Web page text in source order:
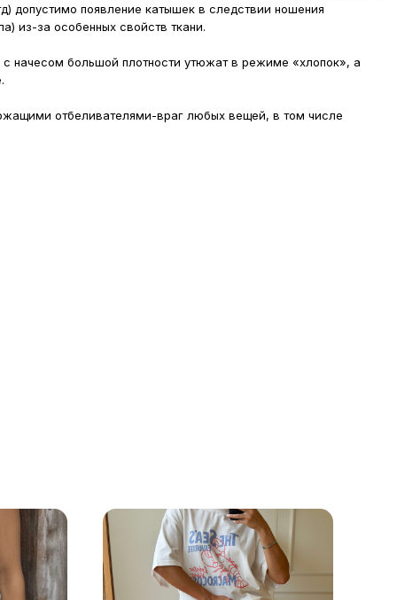
допустимо появление катышек в следствии ношения
из-за особенных свойств ткани.
начесом большой плотности утюжат в режиме «хлопок», а
отбеливателями-враг любых вещей, в том числе